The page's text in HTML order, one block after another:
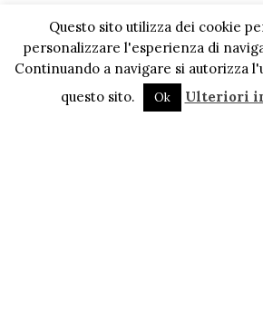
Questo sito utilizza dei cookie
personalizzare l'esperienza di
Continuando a navigare si autorizza
questo sito.
Ok Ulteriori